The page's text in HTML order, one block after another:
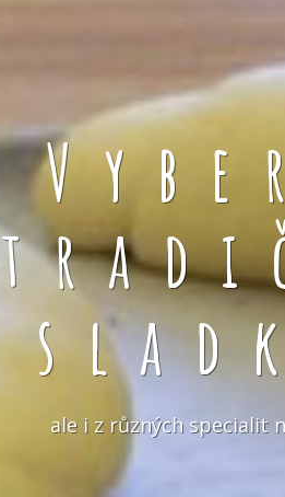
ale i z různých specialit